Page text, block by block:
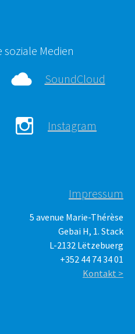
soziale Medien
SoundCloud
Instagram
Impressum
5 avenue Marie-Thérèse
Gebai H, 1. Stack
L-2132 Lëtzebuerg
+352 44 74 34 01
Kontakt >